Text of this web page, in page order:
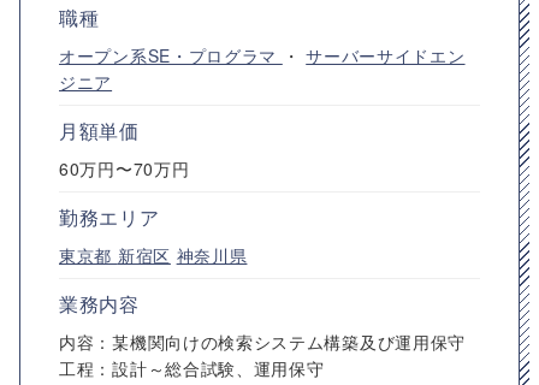
職種
オープン系SE・プログラマ ・サーバーサイドエン
ジニア
月額単価
60万円〜70万円
勤務エリア
東京都 新宿区 神奈川県
業務内容
内容：某機関向けの検索システム構築及び運用保守
工程：設計～総合試験、運用保守